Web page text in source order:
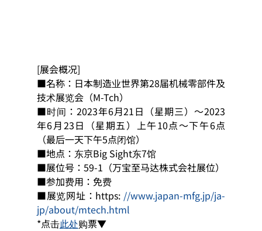
[展会概况]
■名称：日本制造业世界第28届机械零部件及
技术展览会（M-Tch）
■时间：2023年6月21日（星期三）～2023
年6月23日（星期五）上午10点～下午6点
（最后一天下午5点闭馆）
■地点：东京Big Sight东7馆
■展位号：59-1（万宝至马达株式会社展位）
■参加费用：免费
■展览网址：https: //www.japan-mfg.jp/ja-
jp/about/mtech.html
*点击此处购票▼